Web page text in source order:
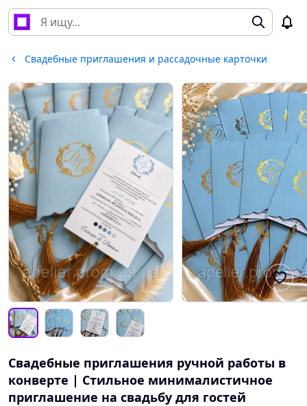
Свадебные приглашения и рассадочные карточки
Свадебные приглашения ручной работы в
конверте | Стильное минималистичное
приглашение на свадьбу для гостей